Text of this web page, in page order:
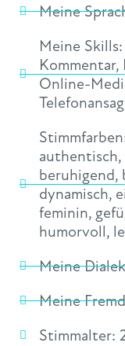
Meine
Meine Skills:
Kommentar,
Online-
authentisch,
beruhigend,
dynamisch,
feminin,
humorvoll,
Meine
Meine
Stimmalter: